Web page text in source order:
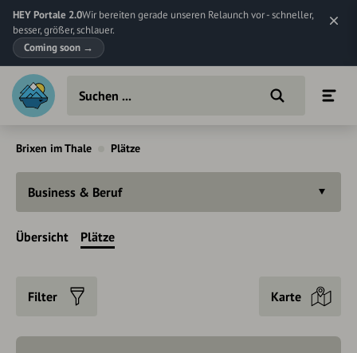
HEY Portale 2.0Wir bereiten gerade unseren Relaunch vor - schneller,
besser, größer, schlauer.
Coming soon →
Brixen im Thale Plätze
Business & Beruf
Übersicht Plätze
Filter Karte